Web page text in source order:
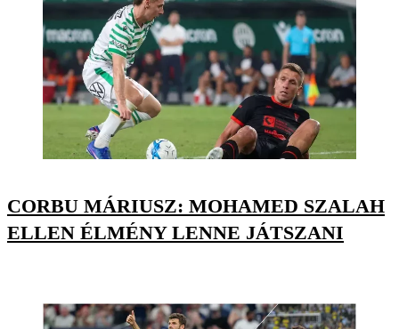
CORBU MÁRIUSZ: MOHAMED SZALAH
ELLEN ÉLMÉNY LENNE JÁTSZANI